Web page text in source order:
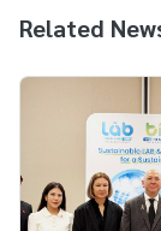
Related